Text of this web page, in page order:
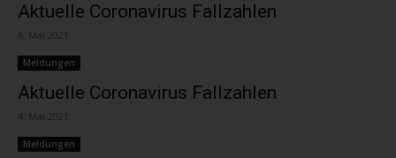
Aktuelle Coronavirus Fallzahlen
6. Mai 2021
Meldungen
Aktuelle Coronavirus Fallzahlen
4. Mai 2021
Meldungen